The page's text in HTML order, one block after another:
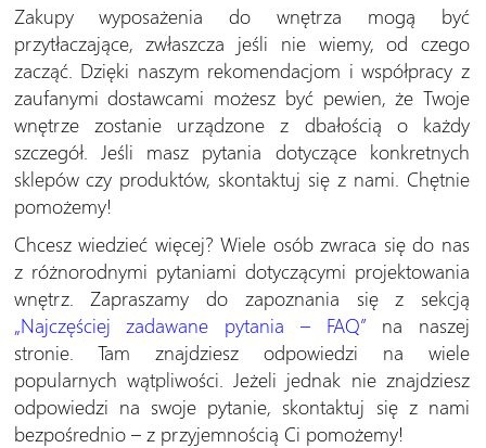
Zakupy wyposażenia do wnętrza mogą być
przytłaczające, zwłaszcza jeśli nie wiemy, od czego
zacząć. Dzięki naszym rekomendacjom i współpracy z
zaufanymi dostawcami możesz być pewien, że Twoje
wnętrze zostanie urządzone z dbałością o każdy
szczegół. Jeśli masz pytania dotyczące konkretnych
sklepów czy produktów, skontaktuj się z nami. Chętnie
pomożemy!
Chcesz wiedzieć więcej? Wiele osób zwraca się do nas
z różnorodnymi pytaniami dotyczącymi projektowania
wnętrz. Zapraszamy do zapoznania się z sekcją
„Najczęściej zadawane pytania – FAQ” na naszej
stronie. Tam znajdziesz odpowiedzi na wiele
popularnych wątpliwości. Jeżeli jednak nie znajdziesz
odpowiedzi na swoje pytanie, skontaktuj się z nami
bezpośrednio – z przyjemnością Ci pomożemy!